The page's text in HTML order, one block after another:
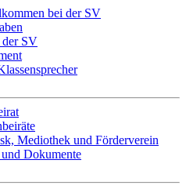
bei der SV
der SV
Mediothek und Förderverein
Dokumente